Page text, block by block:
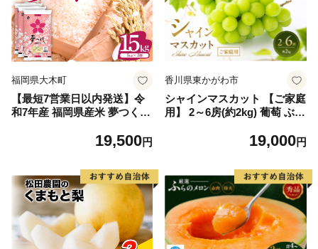
福岡県大木町
【最短7営業日以内発送】令
和7年産 福岡県産米 夢つくし
19,500円
香川県東かがわ市
シャインマスカット 【ご家庭
用】 2～6房(約2kg) 葡萄 ぶど
もの 果実 旬の果物 旬のフル
19,000円